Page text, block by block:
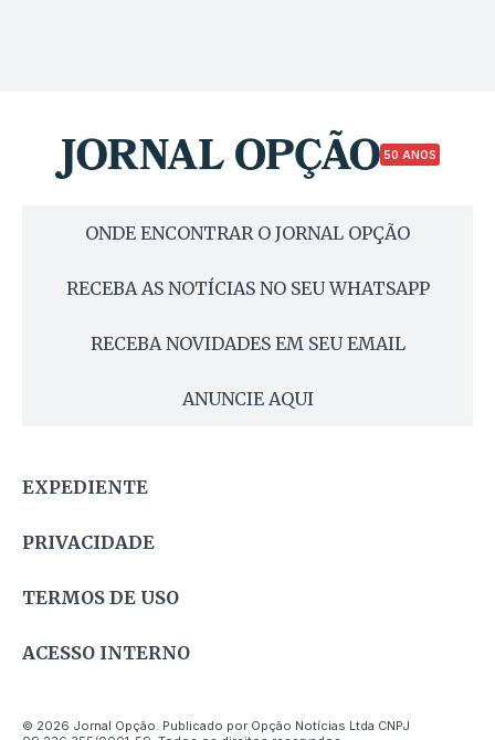
50 ANOS
ONDE ENCONTRAR O JORNAL OPÇÃO
RECEBA AS NOTÍCIAS NO SEU WHATSAPP
RECEBA NOVIDADES EM SEU EMAIL
ANUNCIE AQUI
EXPEDIENTE
PRIVACIDADE
TERMOS DE USO
ACESSO INTERNO
© 2026 Jornal Opção. Publicado por Opção Notícias Ltda CNPJ